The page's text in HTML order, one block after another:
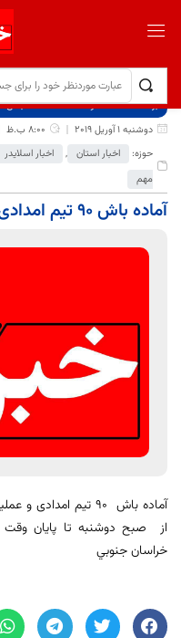
برگ نخست نوشته‌ها
آماده باش ۹۰ تیم امدادی و عملیاتی استان
دوشنبه 1 آوریل 2019
8:00 ب.ظ
حوزه:
اخبار استان , اخبار اسلایدر
مهم
آماده باش ۹۰ تیم امدادی و عملیاتی استان
آماده باش ۹۰ تیم
از صبح دوشنبه تا پایان وقت
خراسان جنوبي